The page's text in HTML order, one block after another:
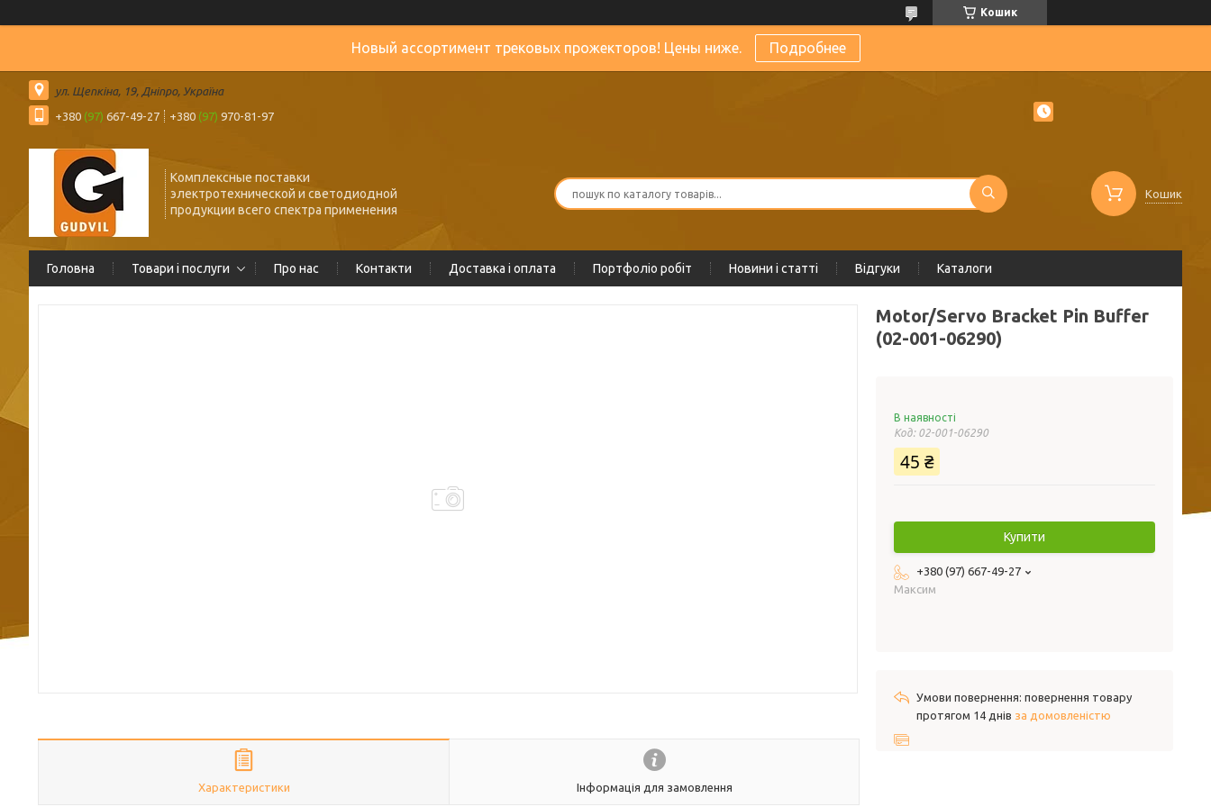
Кошик
Новый ассортимент трековых прожекторов! Цены ниже. Подробнее
ул. Щепкіна, 19, Дніпро, Україна
+380 (97) 667-49-27 +380 (97) 970-81-97
Комплексные поставки
электротехнической и светодиодной
продукции всего спектра применения
Кошик
Головна Товари і послуги Про нас Контакти Доставка і оплата Портфоліо робіт Новини і статті Відгуки Каталоги
Характеристики Інформація для замовлення
Motor/Servo Bracket Pin Buffer
(02-001-06290)
В наявності
Код: 02-001-06290
45 ₴
Купити
+380 (97) 667-49-27
Максим
повернення товару
протягом 14 днів за домовленістю